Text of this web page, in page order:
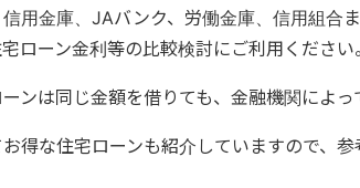
用金庫、JAバンク、労働金庫、信用組合
ローン金利等の比較検討にご利用ください。
ンは同じ金額を借りても、金融機関によっ
得な住宅ローンも紹介していますので、参